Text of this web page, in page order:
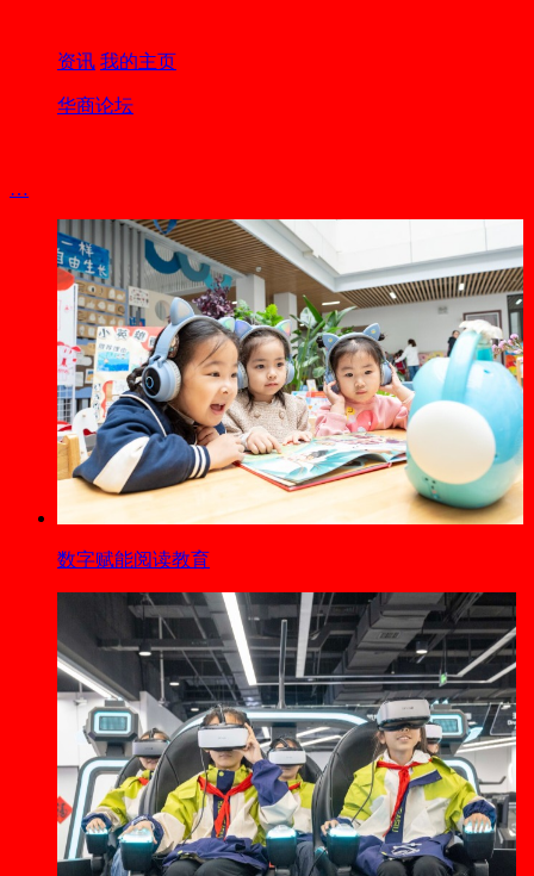
资讯 我的主页
华商论坛
…
数字赋能阅读教育